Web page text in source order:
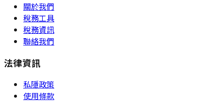
關於我們
稅務工具
稅務資訊
聯絡我們
法律資訊
私隱政策
使用條款